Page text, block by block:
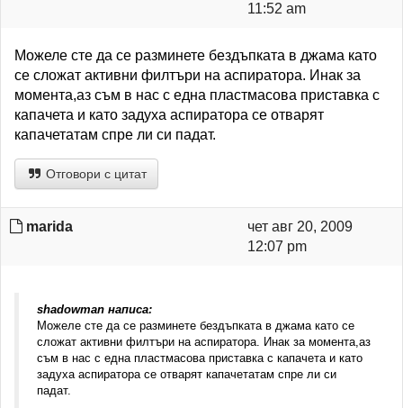
11:52 am
Можеле сте да се разминете бездъпката в джама като
се сложат активни филтъри на аспиратора. Инак за
момента,аз съм в нас с една пластмасова приставка с
капачета и като задуха аспиратора се отварят
капачетатам спре ли си падат.
Отговори с цитат
marida
чет авг 20, 2009
12:07 pm
shadowman написа:
Можеле сте да се разминете бездъпката в джама като се
сложат активни филтъри на аспиратора. Инак за момента,аз
съм в нас с една пластмасова приставка с капачета и като
задуха аспиратора се отварят капачетатам спре ли си
падат.